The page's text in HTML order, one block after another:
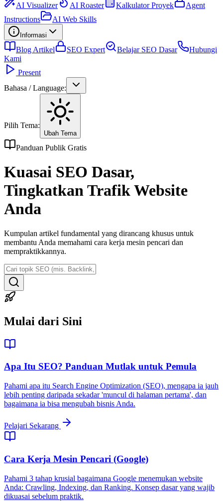
AI Visualizer AI Roaster Kalkulator Proyek
Agent
Instructions
AI Web Skills
Informasi
Blog Artikel SEO Expert Belajar SEO Dasar
Hubungi
Kami
Present
Bahasa / Language:
Pilih Tema:
Ubah Tema
Panduan Publik Gratis
Kuasai SEO Dasar,
Tingkatkan Trafik Website
Anda
Kumpulan artikel fundamental yang dirancang khusus untuk
membantu Anda memahami cara kerja mesin pencari dan
mempraktikkannya.
Mulai dari Sini
Apa Itu SEO? Panduan Mutlak untuk Pemula
Pahami apa itu Search Engine Optimization (SEO), mengapa ia jauh
lebih penting daripada sekadar 'muncul di halaman pertama', dan
bagaimana ia bisa mengubah bisnis Anda.
Pelajari Sekarang
Cara Kerja Mesin Pencari (Google)
Pahami 3 tahap krusial bagaimana Google menemukan website
Anda: Crawling, Indexing, dan Ranking. Konsep dasar yang wajib
dikuasai sebelum praktik.